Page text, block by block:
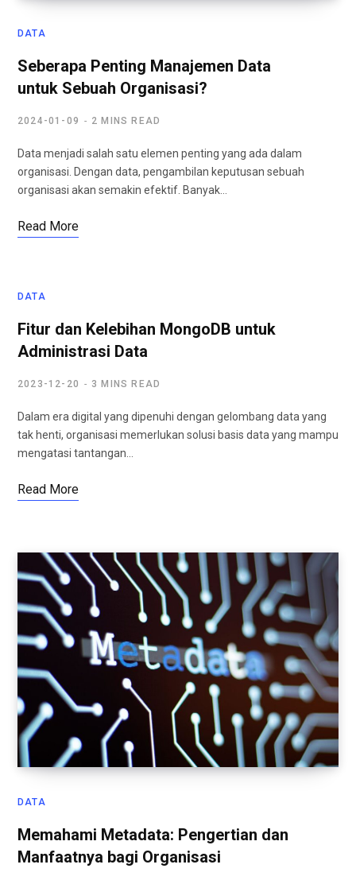
DATA
Seberapa Penting Manajemen Data
untuk Sebuah Organisasi?
2024-01-09 2 MINS READ
Data menjadi salah satu elemen penting yang ada dalam
organisasi. Dengan data, pengambilan keputusan sebuah
organisasi akan semakin efektif. Banyak…
Read More
DATA
Fitur dan Kelebihan MongoDB untuk
Administrasi Data
2023-12-20 3 MINS READ
Dalam era digital yang dipenuhi dengan gelombang data yang
tak henti, organisasi memerlukan solusi basis data yang mampu
mengatasi tantangan…
Read More
DATA
Memahami Metadata: Pengertian dan
Manfaatnya bagi Organisasi